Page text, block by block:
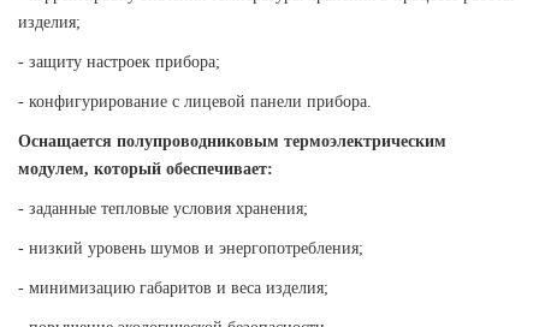
изделия;
- защиту настроек прибора;
- конфигурирование с лицевой панели прибора.
Оснащается полупроводниковым термоэлектрическим
модулем, который обеспечивает:
- заданные тепловые условия хранения;
- низкий уровень шумов и энергопотребления;
- минимизацию габаритов и веса изделия;